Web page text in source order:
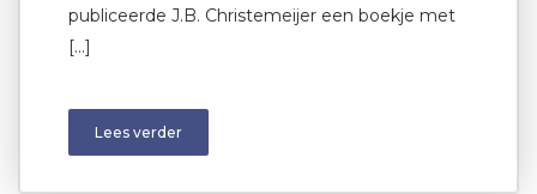
publiceerde J.B. Christemeijer een boekje met
[…]
Lees verder